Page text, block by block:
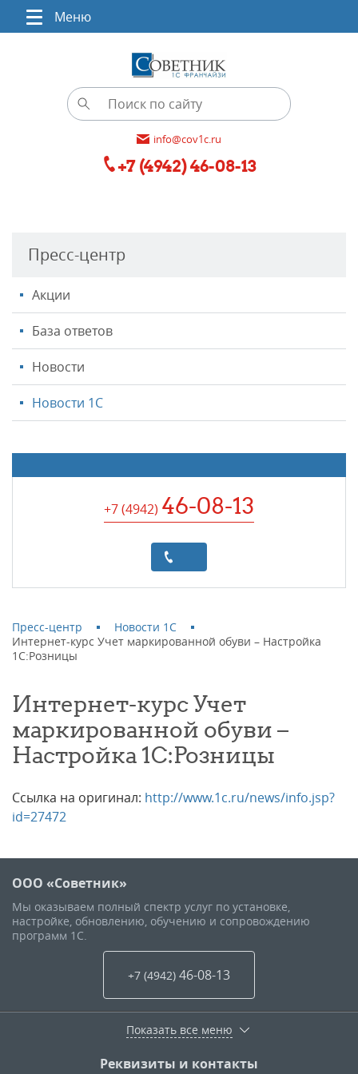
Меню
info@cov1c.ru
+7 (4942) 46-08-13
Пресс-центр
Акции
База ответов
Новости
Новости 1С
+7 (4942) 46-08-13
Пресс-центр
Новости 1С
Интернет-курс Учет маркированной обуви – Настройка
1С:Розницы
Интернет-курс Учет
маркированной обуви –
Настройка 1С:Розницы
Ссылка на оригинал: http://www.1c.ru/news/info.jsp?
id=27472
ООО «Советник»
Мы оказываем полный спектр услуг по установке,
настройке, обновлению, обучению и сопровождению
программ 1С.
+7 (4942) 46-08-13
Показать все меню
Реквизиты и контакты